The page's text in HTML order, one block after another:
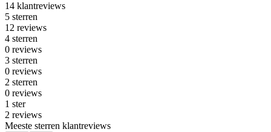
14 klantreviews
5 sterren
12 reviews
4 sterren
0 reviews
3 sterren
0 reviews
2 sterren
0 reviews
1 ster
2 reviews
Meeste sterren klantreviews